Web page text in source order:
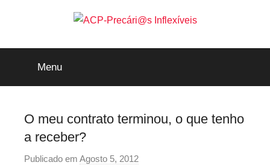
ACP-
Precári@s
Inflexíveis
Menu
O meu contrato terminou, o que tenho
a receber?
Publicado em Agosto 5, 2012